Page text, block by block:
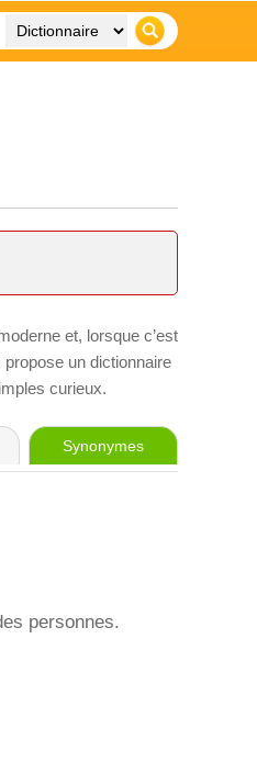
et, lorsque c’est
un dictionnaire
curieux.
Synonymes
personnes.